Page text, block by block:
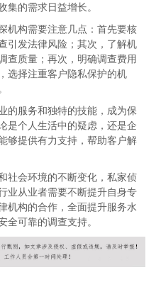
集的需求日益增长。
机构需要注意几点：首先要核
引发法律风险；其次，了解机
查质量；再次，明确调查费用
选择注重客户隐私保护的机
的服务和独特的技能，成为保
是个人生活中的疑虑，还是企
够提供有力支持，帮助客户解
社会环境的不断变化，私家侦
业从业者需要不断提升自身专
机构的合作，全面提升服务水
全可靠的调查支持。